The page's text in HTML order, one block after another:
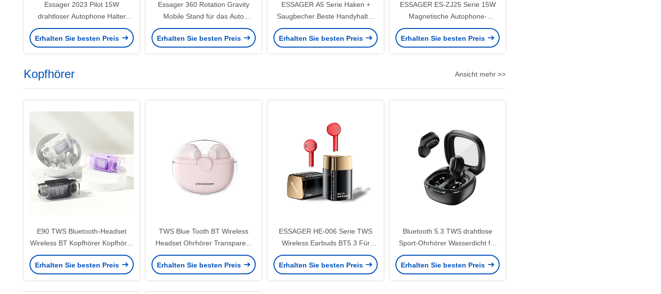
Essager 2023 Pilot 15W
drahtloser Autophone Halter
Hochleistungs- 360-Frei-
Rotations-Fast-Wireless-
Erhalten Sie besten Preis
Essager 360 Rotation Gravity
Mobile Stand für das Auto
Einfache Bedienung Stabiler
Autostand
Erhalten Sie besten Preis
ESSAGER A5 Serie Haken +
Saugbecher Beste Handyhalter
für Auto Mount
Erhalten Sie besten Preis
ESSAGER ES-ZJ25 Serie 15W
Magnetische Autophone-
Halterung
Erhalten Sie besten Preis
Kopfhörer Ansicht mehr >>
E90 TWS Bluetooth-Headset
Wireless BT Kopfhörer Kopfhörer
für Android-App-
Wiedergabegeräte
Erhalten Sie besten Preis
TWS Blue Tooth BT Wireless
Headset Ohrhörer Transparent
35mAh 300mAh Für IP Android
Erhalten Sie besten Preis
ESSAGER HE-006 Serie TWS
Wireless Earbuds BT5.3 Für
Android
Erhalten Sie besten Preis
Bluetooth 5.3 TWS drahtlose
Sport-Ohrhörer Wasserdicht für
das Training
Erhalten Sie besten Preis